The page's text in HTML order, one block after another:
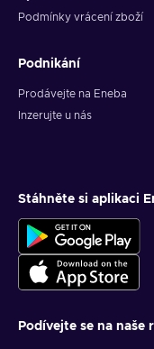
Podmínky vrácení zboží
Podnikání
Prodávejte na Eneba
Inzerujte u nás
Stáhněte si aplikaci
Podívejte se na naše